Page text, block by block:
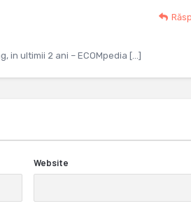
in ultimii 2 ani – ECOMpedia […]
Website